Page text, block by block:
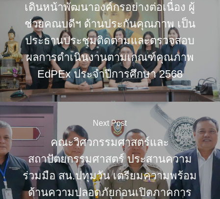
เดินหน้าพัฒนาองค์กรอย่างต่อเนื่อง ผู้
ช่วยคณบดีฯ ด้านประกันคุณภาพ เป็น
ประธานประชุมติดตามและตรวจสอบ
ผลการดำเนินงานตามเกณฑ์คุณภาพ
EdPEx ประจำปีการศึกษา 2568
Next Post
คณะวิศวกรรมศาสตร์และ
สถาปัตยกรรมศาสตร์ ประสานความ
ร่วมมือ สน.ปทุมวัน เตรียมความพร้อม
ด้านความปลอดภัยก่อนเปิดภาคการ